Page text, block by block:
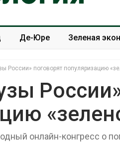
Де-Юре Зеленая
России» поговорят популяризацию
онлайн-конгресс о
В